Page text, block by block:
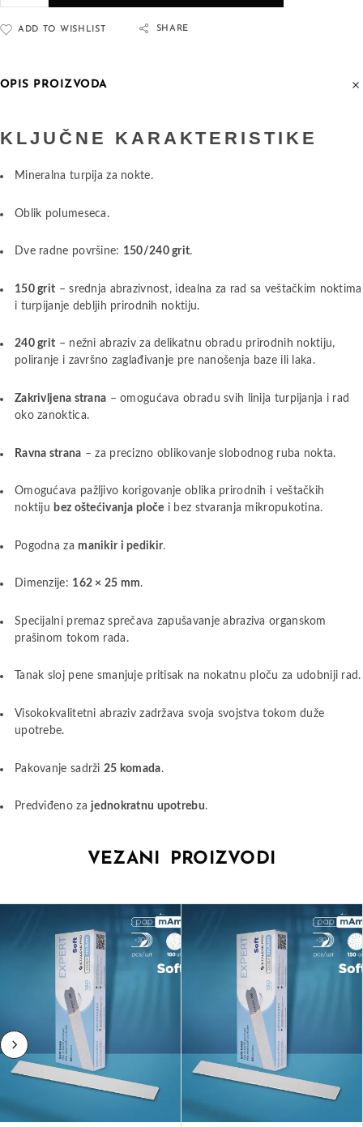
ADD TO WISHLIST SHARE
OPIS PROIZVODA
KLJUČNE KARAKTERISTIKE
Mineralna turpija za nokte.
Oblik polumeseca.
Dve radne površine: 150/240 grit.
150 grit – srednja abrazivnost, idealna za rad sa veštačkim noktima
i turpijanje debljih prirodnih noktiju.
240 grit – nežni abraziv za delikatnu obradu prirodnih noktiju,
poliranje i završno zaglađivanje pre nanošenja baze ili laka.
Zakrivljena strana – omogućava obradu svih linija turpijanja i rad
oko zanoktica.
Ravna strana – za precizno oblikovanje slobodnog ruba nokta.
Omogućava pažljivo korigovanje oblika prirodnih i veštačkih
noktiju bez oštećivanja ploče i bez stvaranja mikropukotina.
Pogodna zamanikir i pedikir.
Dimenzije: 162 × 25 mm.
Specijalni premaz sprečava zapušavanje abraziva organskom
prašinom tokom rada.
Tanak sloj pene smanjuje pritisak na nokatnu ploču za udobniji rad.
Visokokvalitetni abraziv zadržava svoja svojstva tokom duže
upotrebe.
Pakovanje sadrži 25 komada.
Predviđeno za jednokratnu upotrebu.
VEZANI PROIZVODI